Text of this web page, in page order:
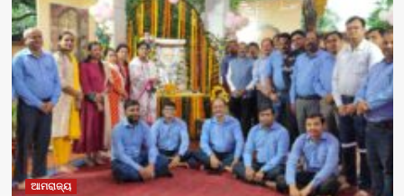
ଆମରାଜ୍ୟ